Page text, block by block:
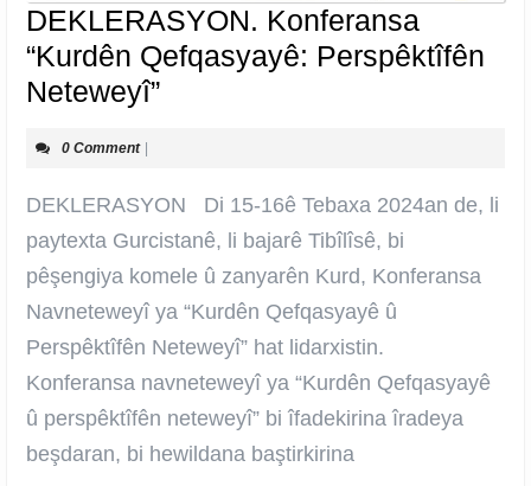
DEKLERASYON. Konferansa
“Kurdên Qefqasyayê: Perspêktîfên
Neteweyî”DEKLERASYON.
Qefqasyayê:
Perspêktîfên
Neteweyî”
0 Comment
DEKLERASYON Di 15-16ê Tebaxa 2024an de, li
paytexta Gurcistanê, li bajarê Tibîlîsê, bi
pêşengiya komele û zanyarên Kurd, Konferansa
Navneteweyî ya “Kurdên Qefqasyayê û
Perspêktîfên Neteweyî” hat lidarxistin.
Konferansa navneteweyî ya “Kurdên Qefqasyayê
û perspêktîfên neteweyî” bi îfadekirina îradeya
beşdaran, bi hewildana baştirkirina